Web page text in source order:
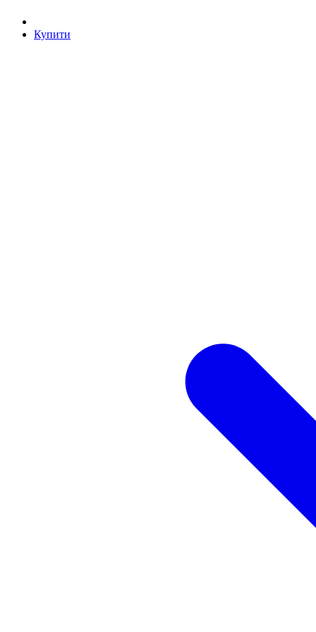
Купити